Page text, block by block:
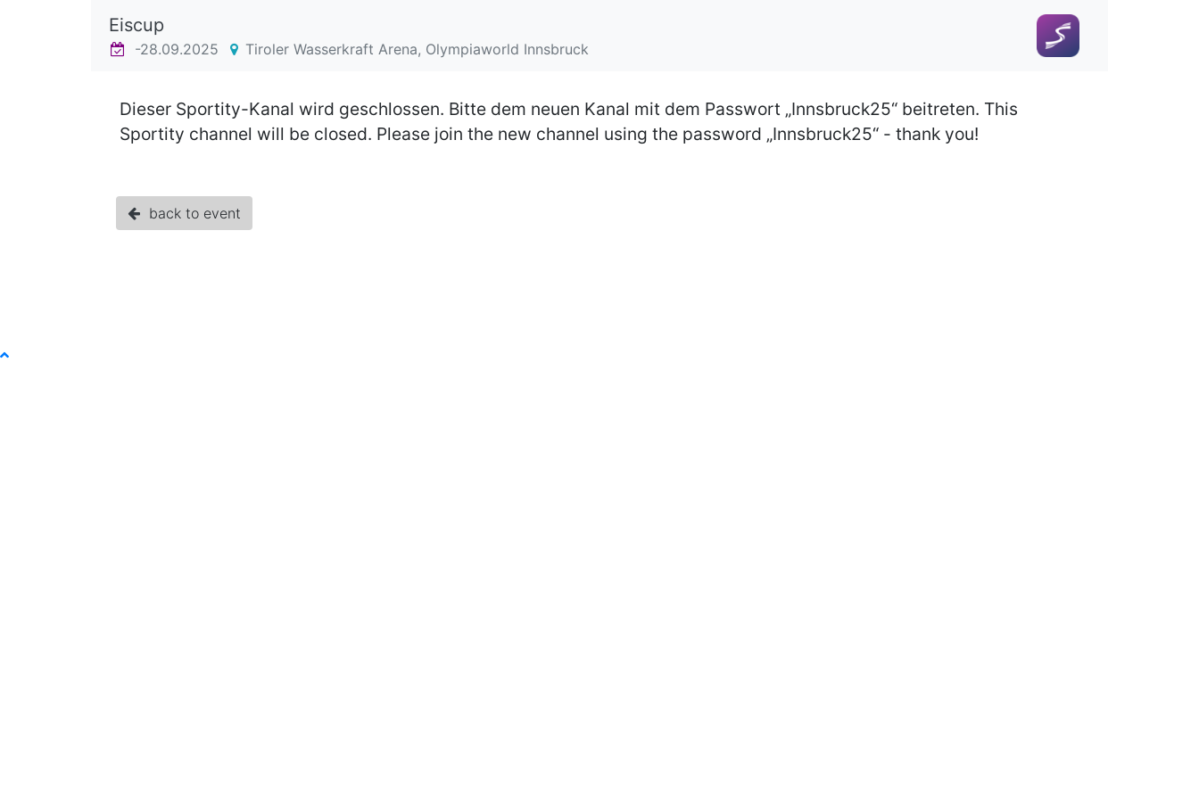
Eiscup
-28.09.2025 Tiroler Wasserkraft Arena, Olympiaworld Innsbruck
Dieser Sportity-Kanal wird geschlossen. Bitte dem neuen Kanal mit dem Passwort „Innsbruck25“ beitreten. This
Sportity channel will be closed. Please join the new channel using the password „Innsbruck25“ - thank you!
back to event